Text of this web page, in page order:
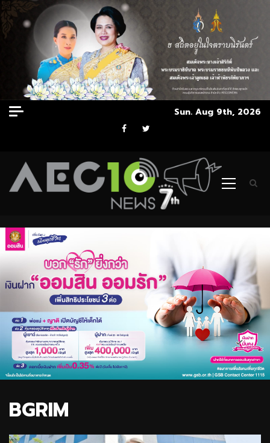
Skip
to
Sun. Aug 9th, 2026
Facebook
Twitter
Primary
BGRIM